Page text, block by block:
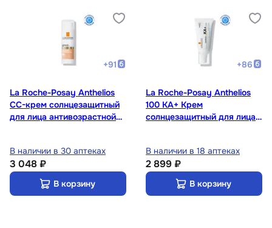
+91
La Roche-Posay Anthelios
СС-крем солнцезащитный
для лица антивозрастной
В наличии в 30 аптеках
3 048 ₽
В корзину
+86
La Roche-Posay Anthelios
100 KA+ Крем
солнцезащитный для лица
В наличии в 18 аптеках
2 899 ₽
В корзину